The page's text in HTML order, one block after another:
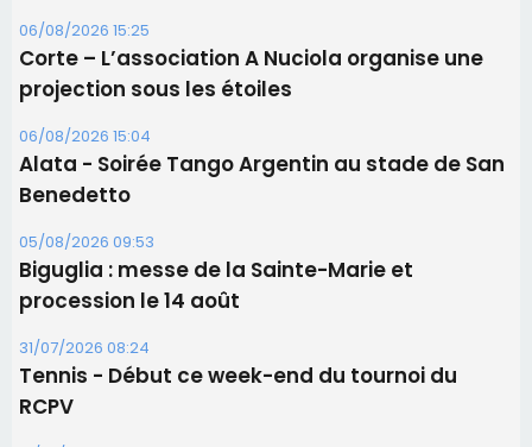
06/08/2026 15:25
Corte – L’association A Nuciola organise une
projection sous les étoiles
06/08/2026 15:04
Alata - Soirée Tango Argentin au stade de San
Benedetto
05/08/2026 09:53
Biguglia : messe de la Sainte-Marie et
procession le 14 août
31/07/2026 08:24
Tennis - Début ce week-end du tournoi du
RCPV